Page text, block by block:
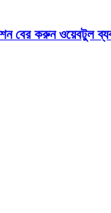
বের করুন ওয়েবটুল